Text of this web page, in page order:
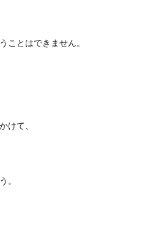
ことはできません。
けて、
。